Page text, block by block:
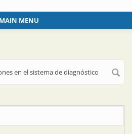
MAIN MENU
en el sistema de diagnóstico